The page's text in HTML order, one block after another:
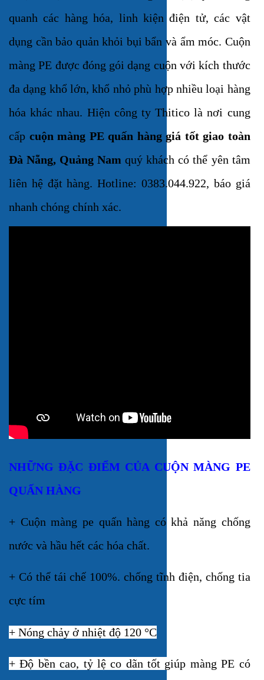
quanh các hàng hóa, linh kiện điện tử, các vật
dụng cần bảo quản khỏi bụi bẩn và ẩm móc. Cuộn
màng PE được đóng gói dạng cuộn với kích thước
đa dạng khổ lớn, khổ nhỏ phù hợp nhiều loại hàng
hóa khác nhau. Hiện công ty Thitico là nơi cung
cấp cuộn màng PE quấn hàng giá tốt giao toàn
Đà Nẵng, Quảng Nam quý khách có thể yên tâm
liên hệ đặt hàng.Hotline: 0383.044.922, báo giá
nhanh chóng chính xác.
NHỮNG ĐẶC ĐIỂM CỦA CUỘN MÀNG PE
QUẤN HÀNG
+ Cuộn màng pe quấn hàng có khả năng chống
nước và hầu hết các hóa chất.
+ Có thể tái chế 100%. chống tĩnh điện, chống tia
cực tím
+ Nóng chảy ở nhiệt độ 120 °C
+ Độ bền cao, tỷ lệ co dãn tốt giúp màng PE có